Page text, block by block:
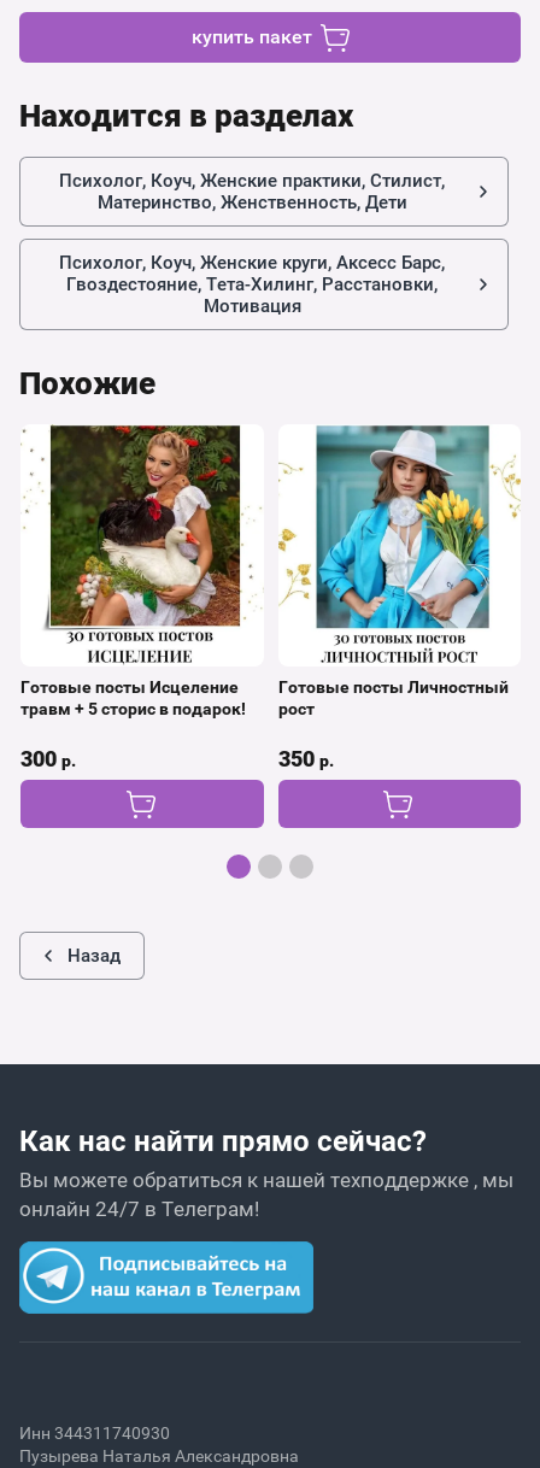
купить пакет
Находится в разделах
Психолог, Коуч, Женские практики, Стилист,
Материнство, Женственность, Дети
Психолог, Коуч, Женские круги, Аксесс Барс,
Гвоздестояние, Тета-Хилинг, Расстановки,
Мотивация
Похожие
Готовые посты Исцеление
травм + 5 сторис в подарок!
300 р.
Готовые посты Личностный
рост
350 р.
Назад
Как нас найти прямо сейчас?
Вы можете обратиться к нашей техподдержке , мы
онлайн 24/7 в Телеграм!
Инн 344311740930
Пузырева Наталья Александровна